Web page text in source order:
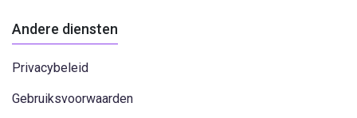
Andere diensten
Privacybeleid
Gebruiksvoorwaarden